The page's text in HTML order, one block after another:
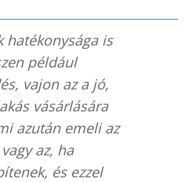
hatékonysága is
például
vajon az a jó,
vásárlására
azután emeli az
az, ha
és ezzel